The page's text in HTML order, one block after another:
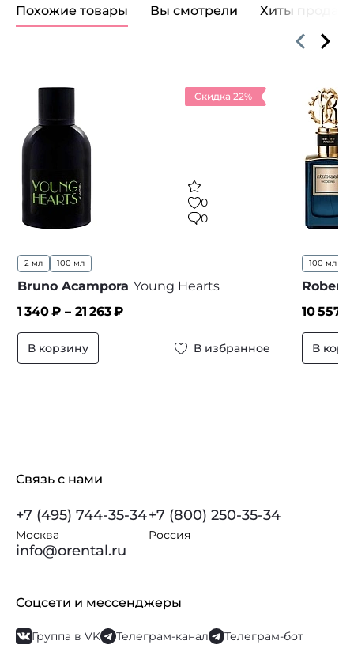
Похожие товары Вы смотрели Хиты продаж
Скидка 22%
0
0
2 мл 100 мл
Bruno Acampora Young Hearts
1 340₽ – 21 263₽
В корзину В избранное
100 мл
10 557
В
Связь с нами
+7 (495) 744-35-34
Москва
+7 (800) 250-35-34
Россия
info@orental.ru
Соцсети и мессенджеры
Группа в VK Телеграм-канал Телеграм-бот